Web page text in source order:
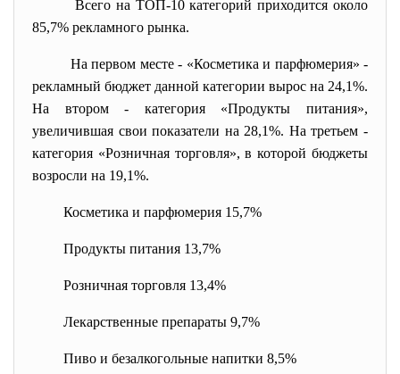
Всего на ТОП-10 категорий приходится около
85,7% рекламного рынка.
На первом месте - «Косметика и парфюмерия» -
рекламный бюджет данной категории вырос на 24,1%.
На втором - категория «Продукты питания»,
увеличившая свои показатели на 28,1%. На третьем -
категория «Розничная торговля», в которой бюджеты
возросли на 19,1%.
Косметика и парфюмерия 15,7%
Продукты питания 13,7%
Розничная торговля 13,4%
Лекарственные препараты 9,7%
Пиво и безалкогольные напитки 8,5%